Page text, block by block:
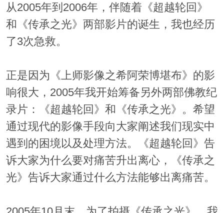
从2005年到2006年，伴随着《超越轮回》
和《传承之光》两部影片的诞生，我也经历
了3次急救。
正是因为《上师影像之希阿荣博堪布》的影
响很大，2005年我开始筹备另外两部佛教纪
录片：《超越轮回》和《传承之光》。希望
通过现代的影像手段向大家阐述我们现实中
遇到的困境以及处理方法。《超越轮回》告
诉大家为什么要对痛苦升出离心，《传承之
光》告诉大家通过什么方法能够出离痛苦。